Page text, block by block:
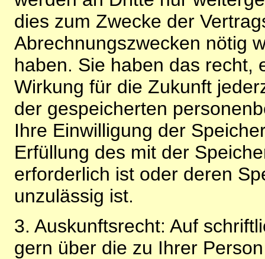
dies zum Zwecke der
Abrechnungszwecken nötig
haben. Sie haben das recht,
Wirkung für die Zukunft
der gespeicherten
Ihre Einwilligung der
Erfüllung des mit der
erforderlich ist oder deren
unzulässig ist.
3. Auskunftsrecht: Auf
gern über die zu Ihrer